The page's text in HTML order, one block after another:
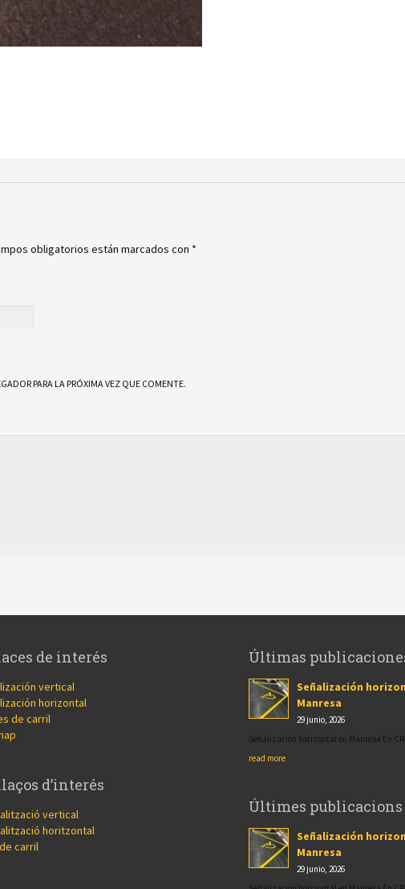
obligatorios están marcados con *
PARA LA PRÓXIMA VEZ QUE COMENTE.
de interés
vertical
horizontal
de carril
d’interés
vertical
horitzontal
carril
Últimas
Señalización
Manresa
29 junio, 2026
Señalización horizontal en Manresa En
read more
Últimes publicacions
Señalización
Manresa
29 junio, 2026